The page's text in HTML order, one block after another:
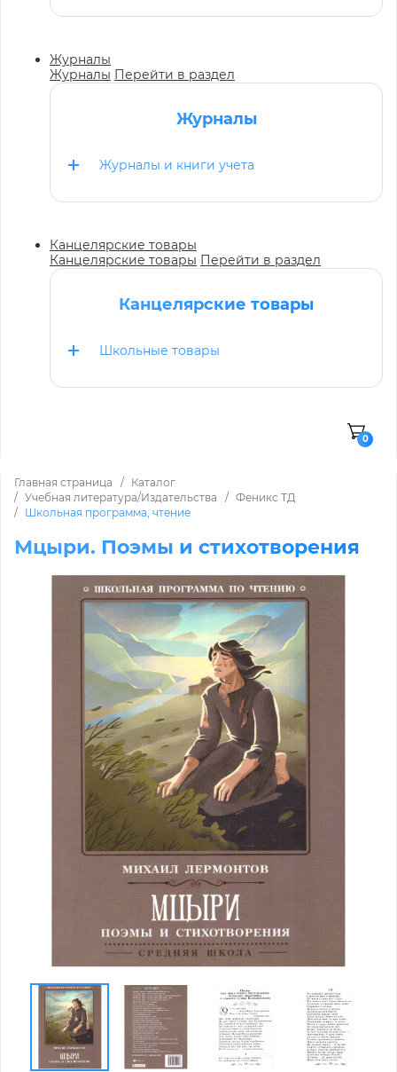
Журналы
Журналы Перейти в раздел
Журналы
Журналы и книги учета
Канцелярские товары
Канцелярские товары Перейти в раздел
Канцелярские товары
Школьные товары
0
Главная страница
Каталог
Учебная литература/Издательства
Феникс ТД
Школьная программа, чтение
Мцыри. Поэмы и стихотворения